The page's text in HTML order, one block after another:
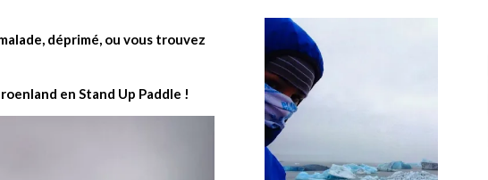
déprimé, ou vous trouvez
en Stand Up Paddle !